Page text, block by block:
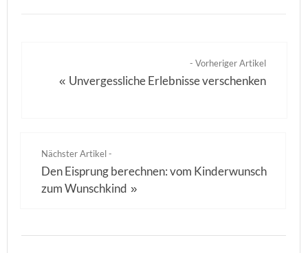
- Vorheriger Artikel
« Unvergessliche Erlebnisse verschenken
Nächster Artikel -
Den Eisprung berechnen: vom Kinderwunsch
zum Wunschkind »